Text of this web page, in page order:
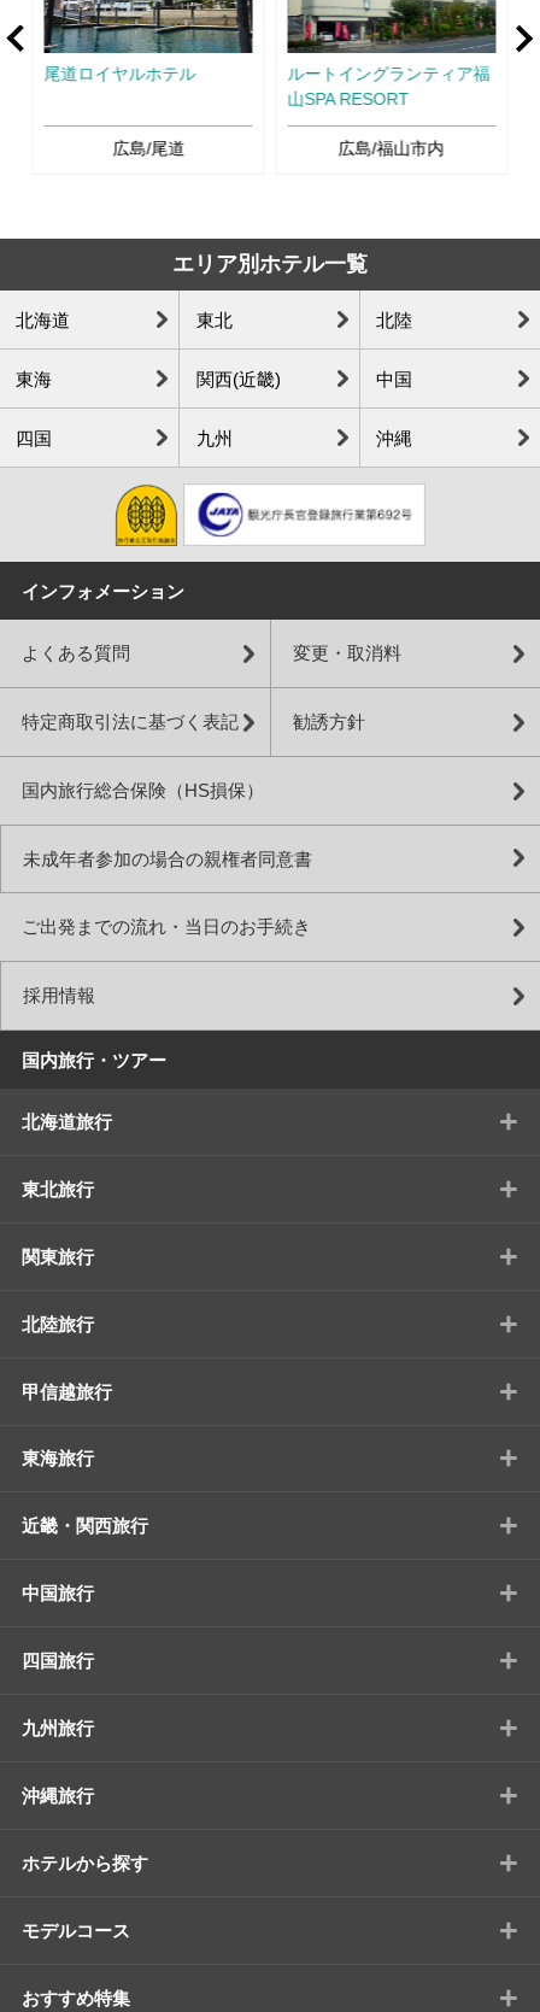
尾道ロイヤルホテル
広島/尾道
ルートイングランティア福
山SPA RESORT
広島/福山市内
エリア別ホテル一覧
北海道 東北 北陸
東海 関西(近畿) 中国
四国 九州 沖縄
インフォメーション
よくある質問 変更・取消料
特定商取引法に基づく表記 勧誘方針
国内旅行総合保険（HS損保）
未成年者参加の場合の親権者同意書
ご出発までの流れ・当日のお手続き
採用情報
国内旅行・ツアー
北海道旅行 +
東北旅行 +
関東旅行 +
北陸旅行 +
甲信越旅行 +
東海旅行 +
近畿・関西旅行 +
中国旅行 +
四国旅行 +
九州旅行 +
沖縄旅行 +
ホテルから探す +
モデルコース +
おすすめ特集 +